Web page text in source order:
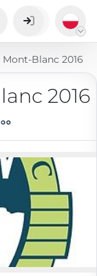
Blanc 2016
2016